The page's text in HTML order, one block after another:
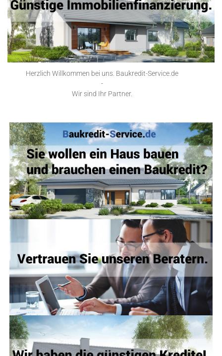
Herzlich Willkommen bei uns. Baukredit-Service.de
-
Wir sind Ihr Partner.